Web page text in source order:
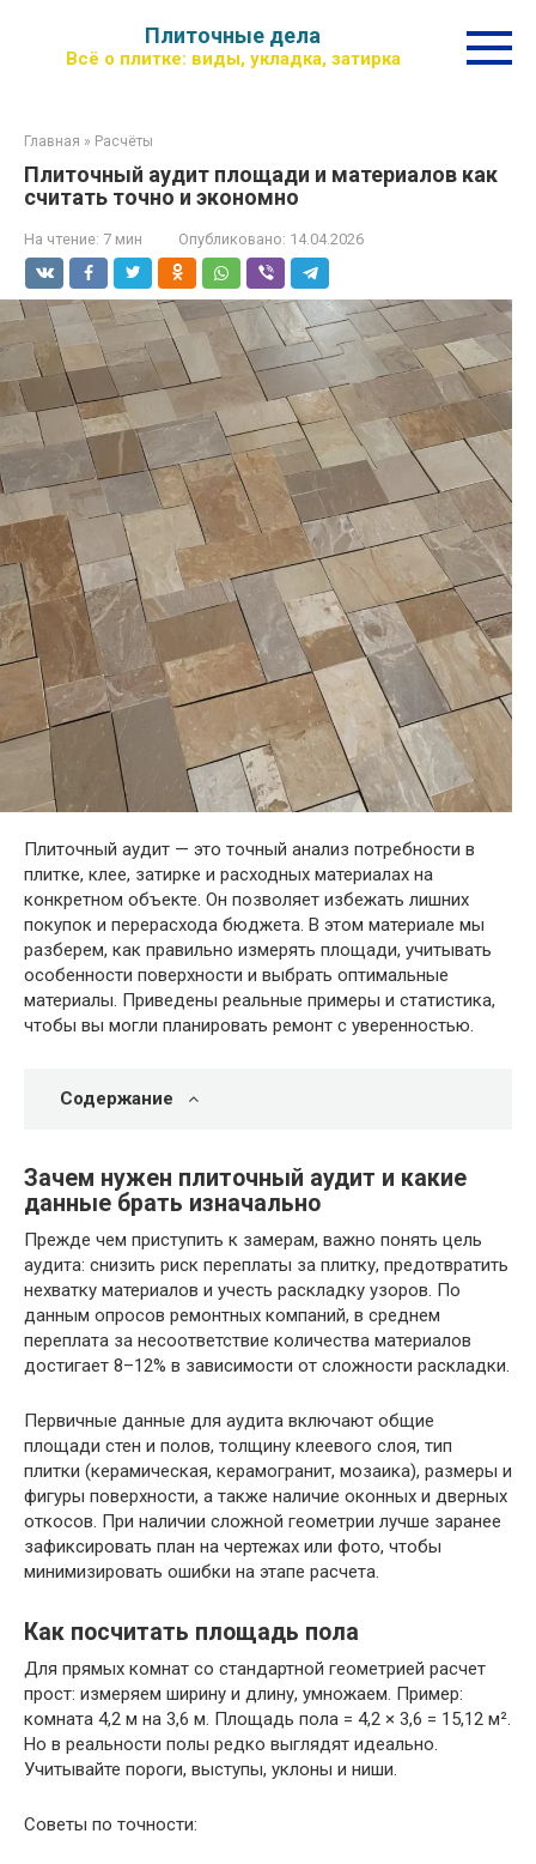
контенту
Плиточные дела
Всё о плитке: виды, укладка, затирка
Главная » Расчёты
Плиточный аудит площади и материалов как
считать точно и экономно
На чтение: 7 мин Опубликовано: 14.04.2026
Плиточный аудит — это точный анализ потребности в
плитке, клее, затирке и расходных материалах на
конкретном объекте. Он позволяет избежать лишних
покупок и перерасхода бюджета. В этом материале мы
разберем, как правильно измерять площади, учитывать
особенности поверхности и выбрать оптимальные
материалы. Приведены реальные примеры и статистика,
чтобы вы могли планировать ремонт с уверенностью.
Содержание
Зачем нужен плиточный аудит и какие
данные брать изначально
Прежде чем приступить к замерам, важно понять цель
аудита: снизить риск переплаты за плитку, предотвратить
нехватку материалов и учесть раскладку узоров. По
данным опросов ремонтных компаний, в среднем
переплата за несоответствие количества материалов
достигает 8–12% в зависимости от сложности раскладки.
Первичные данные для аудита включают общие
площади стен и полов, толщину клеевого слоя, тип
плитки (керамическая, керамогранит, мозаика), размеры и
фигуры поверхности, а также наличие оконных и дверных
откосов. При наличии сложной геометрии лучше заранее
зафиксировать план на чертежах или фото, чтобы
минимизировать ошибки на этапе расчета.
Как посчитать площадь пола
Для прямых комнат со стандартной геометрией расчет
прост: измеряем ширину и длину, умножаем. Пример:
комната 4,2 м на 3,6 м. Площадь пола = 4,2 × 3,6 = 15,12 м².
Но в реальности полы редко выглядят идеально.
Учитывайте пороги, выступы, уклоны и ниши.
Советы по точности: